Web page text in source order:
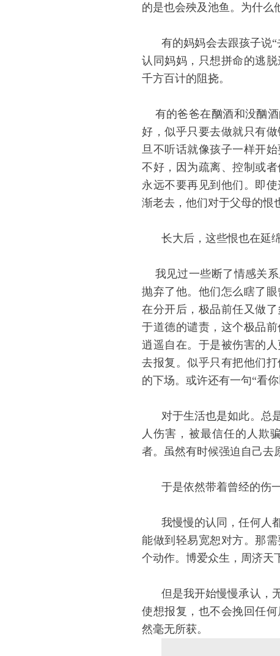
的是也会殃及池鱼。为什么
有的妈妈会去跟孩子说
认同妈妈，只想拼命的逃
千方百计的阻挠。
有的爸爸在酗酒和没酗酒
好，似乎只要去做就只有
旦不听话就像孩子一样开
不好，因为疏离、控制或
永远不要再见到他们。即
渐老去，他们对于父母的恨
长大后，这些恨也在延绵
我见过一些断了情感关系
抛弃了他。他们怎么瞎了
在分开后，极品前任又做
于道德的谴责，这个极品
逍遥自在。于是被伤害的
去报复。似乎只有把他们
的下场。或许还有一句“看
对于生活也是如此。总
人伤害，被最信任的人欺
者。虽然有时候强迫自己去
于是依然带着曾经的伤
我慢慢的认同，任何人
能做到轻易宽恕对方。那
个动作。博爱众生，周济天
但是我开始慢慢承认，
使想报复，也不会挽回任
然毫无所获。